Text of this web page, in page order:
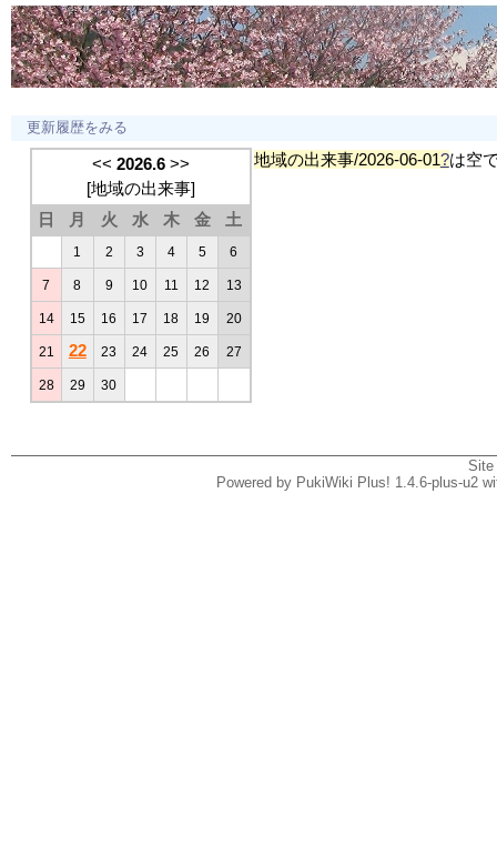
更新履歴をみる
<< 2026.6 >>
[地域の出来事]
日
月 火 水 木 金 土
1 2 3 4 5 6
7 8 9 10 11 12 13
14 15 16 17 18 19 20
21 22 23 24 25 26 27
28 29 30
地域の出来事/2026-06-01?は空
Powered by PukiWiki Plus! 1.4.6-plus-u2